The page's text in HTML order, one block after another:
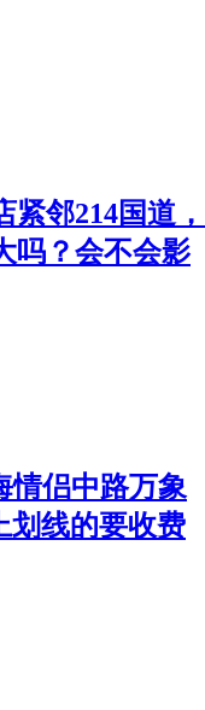
紧邻214国道，
吗？会不会影
情侣中路万象
划线的要收费